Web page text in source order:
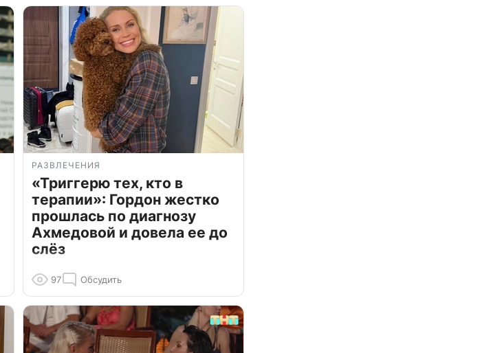
РАЗВЛЕЧЕНИЯ
«Триггерю тех, кто в
терапии»: Гордон жестко
прошлась по диагнозу
Ахмедовой и довела ее до
слёз
97 Обсудить